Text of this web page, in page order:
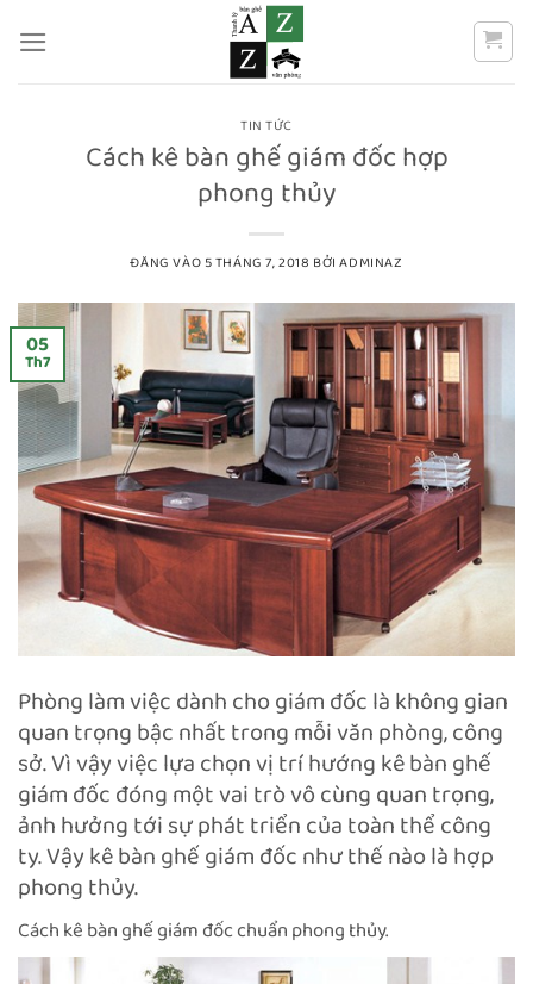
qua
TIN TỨC
Cách kê bàn ghế giám đốc hợp
phong thủy
ĐĂNG VÀO 5 THÁNG 7, 2018 BỞIADMINAZ
05
Th7
Phòng làm việc dành cho giám đốc là không gian
quan trọng bậc nhất trong mỗi văn phòng, công
sở. Vì vậy việc lựa chọn vị trí hướng kê bàn ghế
giám đốc đóng một vai trò vô cùng quan trọng,
ảnh hưởng tới sự phát triển của toàn thể công
ty. Vậy kê bàn ghế giám đốc như thế nào là hợp
phong thủy.
Cách kê bàn ghế giám đốc chuẩn phong thủy.